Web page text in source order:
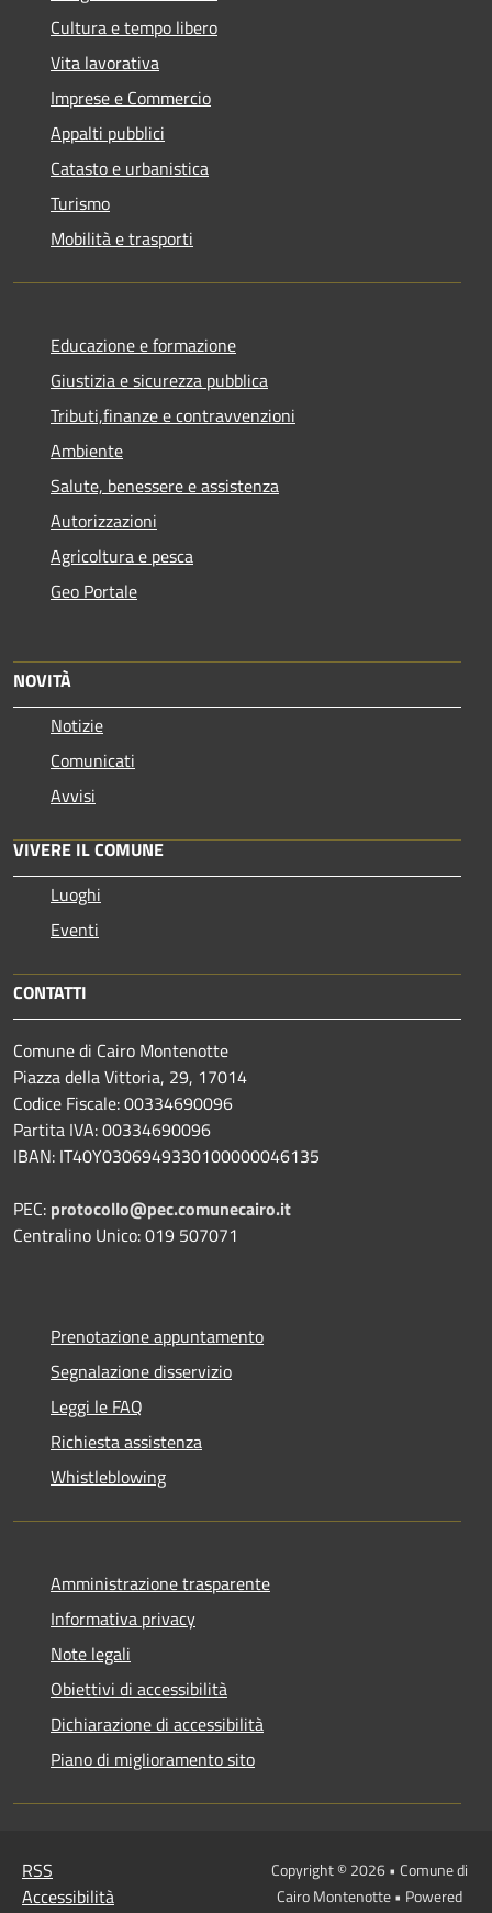
Cultura e tempo libero
Vita lavorativa
Imprese e Commercio
Appalti pubblici
Catasto e urbanistica
Turismo
Mobilità e trasporti
Educazione e formazione
Giustizia e sicurezza pubblica
Tributi,finanze e contravvenzioni
Ambiente
Salute, benessere e assistenza
Autorizzazioni
Agricoltura e pesca
Geo Portale
NOVITÀ
Notizie
Comunicati
Avvisi
VIVERE IL COMUNE
Luoghi
Eventi
CONTATTI
Comune di Cairo Montenotte
Piazza della Vittoria, 29, 17014
Codice Fiscale: 00334690096
Partita IVA: 00334690096
IBAN: IT40Y0306949330100000046135
PEC: protocollo@pec.comunecairo.it
Centralino Unico: 019 507071
Prenotazione appuntamento
Segnalazione disservizio
Leggi le FAQ
Richiesta assistenza
Whistleblowing
Amministrazione trasparente
Informativa privacy
Note legali
Obiettivi di accessibilità
Dichiarazione di accessibilità
Piano di miglioramento sito
RSS
Accessibilità
Copyright © 2026 • Comune di
Cairo Montenotte • Powered